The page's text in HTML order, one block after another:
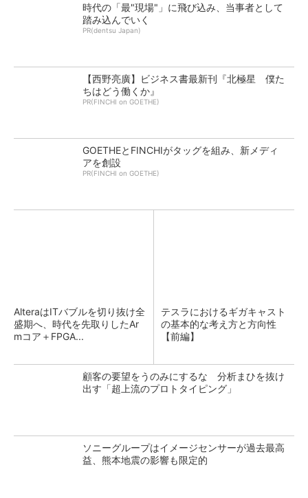
時代の「最"現場"」に飛び込み、当事者として
踏み込んでいく
PR(dentsu Japan)
【西野亮廣】ビジネス書最新刊『北極星 僕た
ちはどう働くか』
PR(FINCHI on GOETHE)
GOETHEとFINCHIがタッグを組み、新メディ
アを創設
PR(FINCHI on GOETHE)
AlteraはITバブルを切り抜け全
盛期へ、時代を先取りしたAr
mコア＋FPGA...
テスラにおけるギガキャスト
の基本的な考え方と方向性
【前編】
顧客の要望をうのみにするな 分析まひを抜け
出す「超上流のプロトタイピング」
ソニーグループはイメージセンサーが過去最高
益、熊本地震の影響も限定的